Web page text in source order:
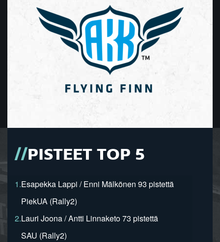
PISTEET TOP 5
1.Esapekka Lappi / Enni Mälkönen 93 pistettä
PiekUA (Rally2)
2.Lauri Joona / Antti Linnaketo 73 pistettä
SAU (Rally2)